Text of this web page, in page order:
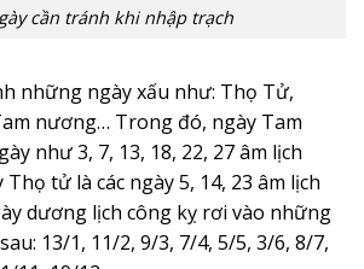
cần tránh khi nhập trạch
những ngày xấu như: Thọ Tử,
nương… Trong đó, ngày Tam
như 3, 7, 13, 18, 22, 27 âm lịch
tử là các ngày 5, 14, 23 âm lịch
dương lịch công kỵ rơi vào những
13/1, 11/2, 9/3, 7/4, 5/5, 3/6, 8/7,